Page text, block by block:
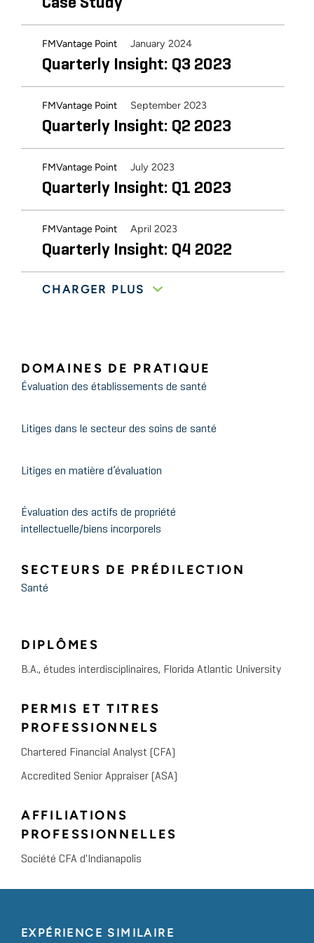
FMVantage Point January 2024
Quarterly Insight: Q3 2023
FMVantage Point September 2023
Quarterly Insight: Q2 2023
FMVantage Point July 2023
Quarterly Insight: Q1 2023
FMVantage Point April 2023
Quarterly Insight: Q4 2022
FMVantage Point August 2022
Investment Conference
2022 Outlook: Home Health
2021 ASC Valuation and
Benchmarking Surveys –
Timely Insight into the Trends
and Forces Shaping the ASC
HealthCare Appraisers
FMVantage Quarterly Insights
2021 Outlook: Diagnostic
Imaging Centers and Radiology
Practices
HealthCare Appraisers
ASC Valuation and Transaction
CHARGER PLUS
DOMAINES DE PRATIQUE
Évaluation des établissements de santé
Litiges dans le secteur des soins de santé
Litiges en matière d’évaluation
Évaluation des actifs de propriété
intellectuelle/biens incorporels
SECTEURS DE PRÉDILECTION
Santé
DIPLÔMES
B.A., études interdisciplinaires, Florida Atlantic University
PERMIS ET TITRES
PROFESSIONNELS
Chartered Financial Analyst (CFA)
Accredited Senior Appraiser (ASA)
AFFILIATIONS
PROFESSIONNELLES
Société CFA d'Indianapolis
EXPÉRIENCE SIMILAIRE